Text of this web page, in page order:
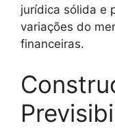
jurídica sólida e
variações do
financeiras.